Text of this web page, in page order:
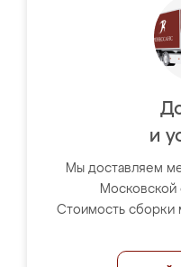
и
Мы доставляем
Московской
Стоимость сборки